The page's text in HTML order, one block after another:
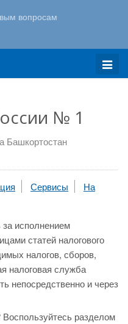
Меню
№ 1
Башкортостан
Сервисы
На
исполнением
статей налогового
налогов, сборов,
налоговая служба
непосредственно и через
разделом